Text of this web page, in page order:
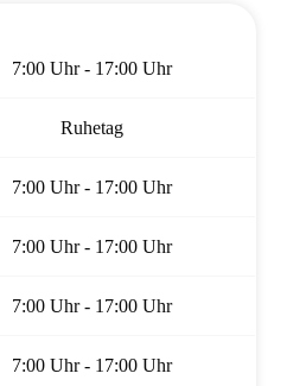
7:00 Uhr - 17:00 Uhr
Ruhetag
7:00 Uhr - 17:00 Uhr
7:00 Uhr - 17:00 Uhr
7:00 Uhr - 17:00 Uhr
7:00 Uhr - 17:00 Uhr